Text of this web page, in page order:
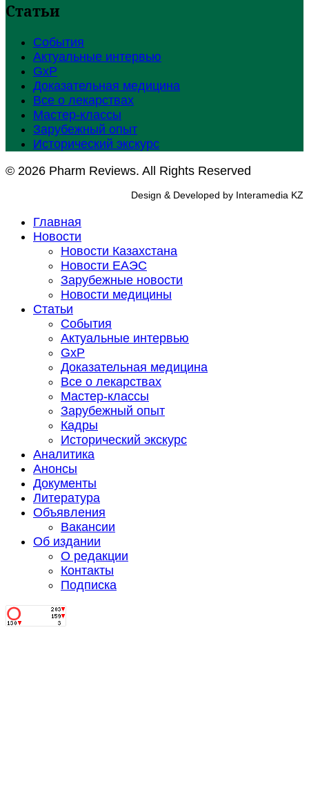
Статьи
События
Актуальные интервью
GxP
Доказательная медицина
Все о лекарствах
Мастер-классы
Зарубежный опыт
Исторический экскурс
© 2026 Pharm Reviews. All Rights Reserved
Design & Developed by Interamedia KZ
Главная
Новости
Новости Казахстана
Новости ЕАЭС
Зарубежные новости
Новости медицины
Статьи
События
Актуальные интервью
GxP
Доказательная медицина
Все о лекарствах
Мастер-классы
Зарубежный опыт
Кадры
Исторический экскурс
Аналитика
Анонсы
Документы
Литература
Объявления
Вакансии
Об издании
О редакции
Контакты
Подписка